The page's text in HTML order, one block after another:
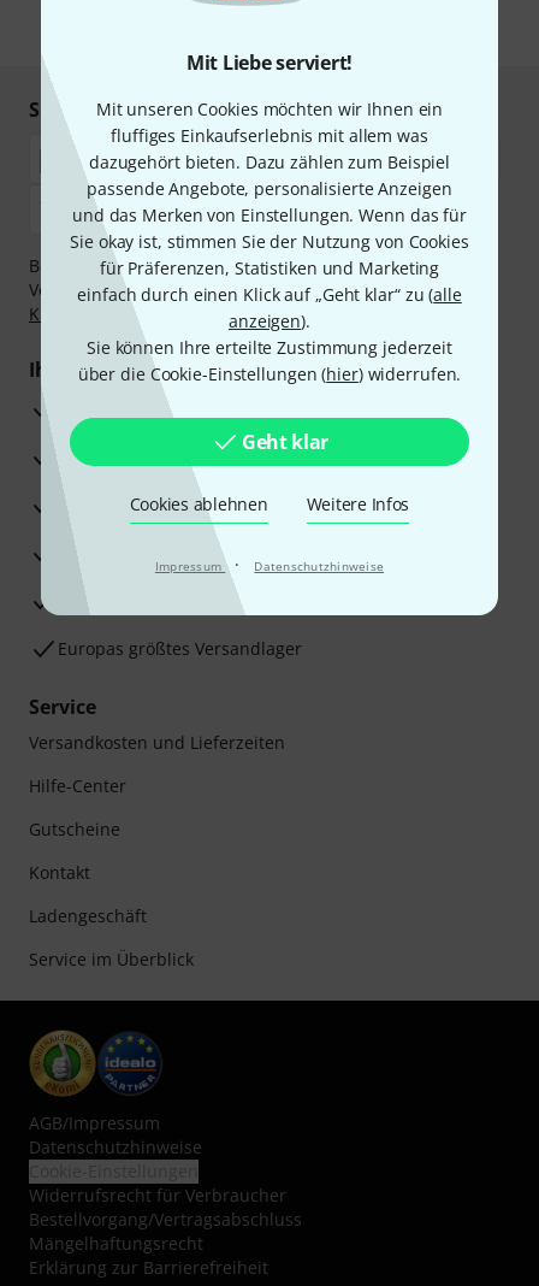
Mit Liebe serviert!
Mit unseren Cookies möchten wir Ihnen ein
fluffiges Einkaufserlebnis mit allem was
dazugehört bieten. Dazu zählen zum Beispiel
passende Angebote, personalisierte Anzeigen
und das Merken von Einstellungen. Wenn das für
Sie okay ist, stimmen Sie der Nutzung von Cookies
für Präferenzen, Statistiken und Marketing
einfach durch einen Klick auf „Geht klar“ zu (alle
anzeigen).
Sie können Ihre erteilte Zustimmung jederzeit
über die Cookie-Einstellungen (hier) widerrufen.
Geht klar
Cookies ablehnen Weitere Infos
Impressum · Datenschutzhinweise
Sicher einkaufen & bezahlen
Bezahlen Sie vertraulich und sicher per Nachnahme,
Vorkasse, PayPal, Amazon Pay,Klarna Sofort bezahlen
Klarna Ratenzahlung
oder Kreditkarte.
Ihre Vorteile
3 Jahre Thomann Garantie
30 Tage Money-Back-Garantie
Reparaturservice
Beratung durch Fachexperten
Zufriedenheitsgarantie
Europas größtes Versandlager
Service
Versandkosten und Lieferzeiten
Hilfe-Center
Gutscheine
Kontakt
Ladengeschäft
Service im Überblick
AGB/Impressum
Datenschutzhinweise
Widerrufsrecht für Verbraucher
Bestellvorgang/Vertragsabschluss
Mängelhaftungsrecht
Erklärung zur Barrierefreiheit